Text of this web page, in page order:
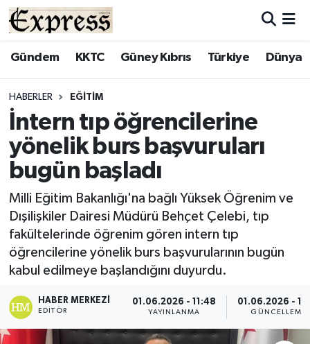
Gündem KKTC Güney Kıbrıs Türkiye Dünya
HABERLER EĞITIM
İntern tıp öğrencilerine
yönelik burs başvuruları
bugün başladı
Milli Eğitim Bakanlığı'na bağlı Yüksek Öğrenim ve
Dışilişkiler Dairesi Müdürü Behçet Çelebi, tıp
fakültelerinde öğrenim gören intern tıp
öğrencilerine yönelik burs başvurularının bugün
kabul edilmeye başlandığını duyurdu.
HABER MERKEZI
EDITÖR
01.06.2026 - 11:48
YAYINLANMA
01.06.2026 -
GÜNCELLEME
ALAYKÖY
BİLİM
ÇATALKÖY
DÜNYA
EĞİTİM
EKONOMİ
ENGLISH
ESENTEPE
Hava Durumu
Süper Lig Puan Durumu ve Fikstür
Tüm Manşetler
Son Dakika Haberleri
Haber Arşivi